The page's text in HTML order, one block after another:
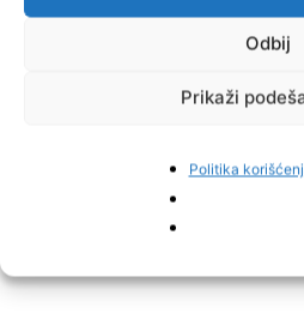
Odbij
Prikaži
Politika